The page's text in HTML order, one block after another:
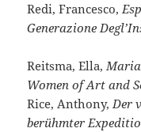
Redi, Francesco,
Generazione
Reitsma, Ella,
Women of Art and
Rice, Anthony,Der
berühmter